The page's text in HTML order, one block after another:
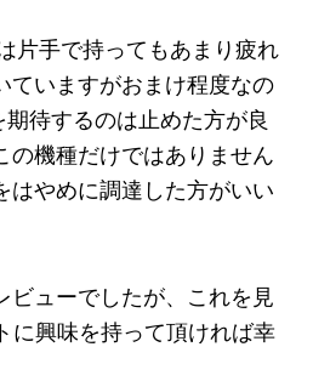
片手で持ってもあまり疲れ
ていますがおまけ程度なの
待するのは止めた方が良
の機種だけではありません
はやめに調達した方がいい
ビューでしたが、これを見
に興味を持って頂ければ幸